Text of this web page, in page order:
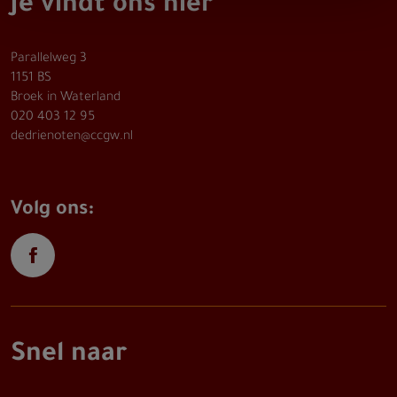
Snel naar
Parallelweg 3
1151 BS
Broek in Waterland
020 403 12 95
dedrienoten@ccgw.nl
Volg ons: